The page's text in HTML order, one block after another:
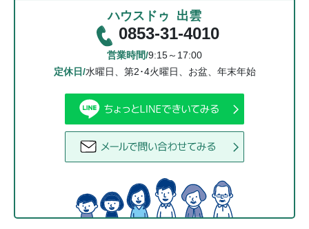
ハウスドゥ 出雲
0853-31-4010
営業時間/9:15～17:00
定休日/水曜日、第2･4火曜日、お盆、年末年始